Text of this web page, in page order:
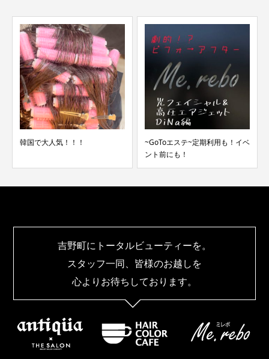
韓国で大人気！！！
~GoToエステ~定期利用も！イベ
ント前にも！
吉野町にトータルビューティーを。
スタッフ一同、皆様のお越しを
心よりお待ちしております。